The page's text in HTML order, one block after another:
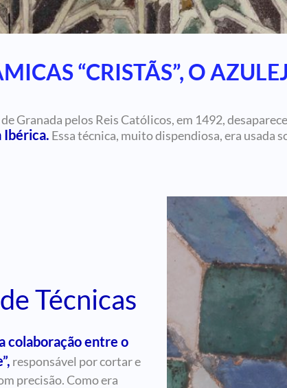
“CRISTÃS”, O
Granada pelos Reis Católicos, em 1492,
Ibérica. Essa técnica, muito dispendiosa, era usada
Técnicas
colaboração entre o
responsável por cortar e
precisão. Como era